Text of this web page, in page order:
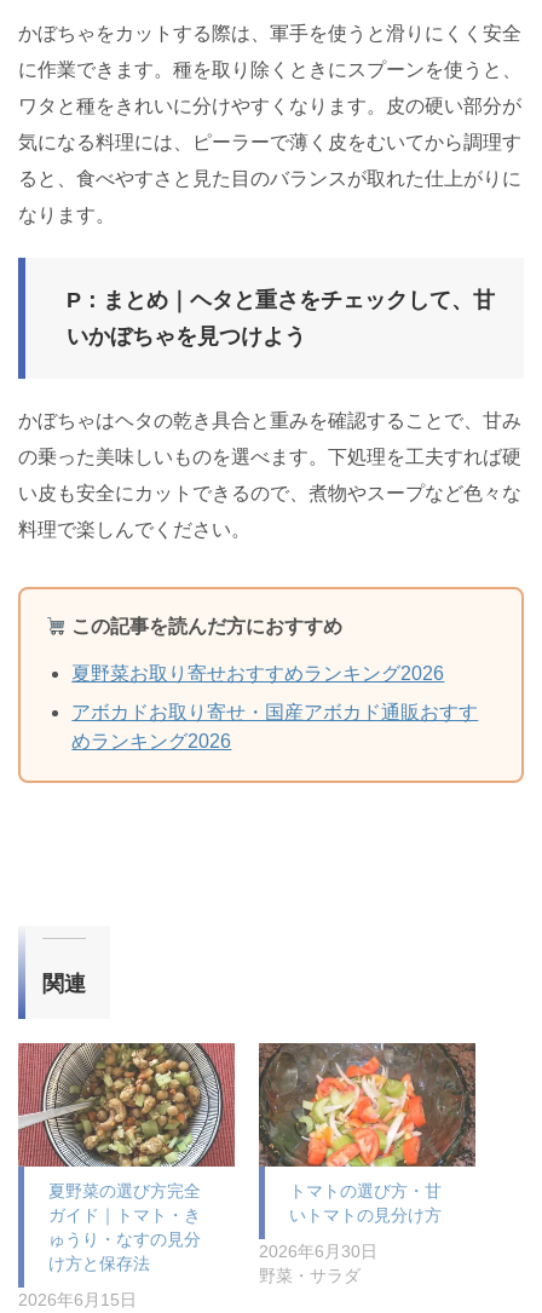
かぼちゃをカットする際は、軍手を使うと滑りにくく安全
に作業できます。種を取り除くときにスプーンを使うと、
ワタと種をきれいに分けやすくなります。皮の硬い部分が
気になる料理には、ピーラーで薄く皮をむいてから調理す
ると、食べやすさと見た目のバランスが取れた仕上がりに
なります。
P：まとめ｜ヘタと重さをチェックして、甘
いかぼちゃを見つけよう
かぼちゃはヘタの乾き具合と重みを確認することで、甘み
の乗った美味しいものを選べます。下処理を工夫すれば硬
い皮も安全にカットできるので、煮物やスープなど色々な
料理で楽しんでください。
この記事を読んだ方におすすめ
夏野菜お取り寄せおすすめランキング2026
アボカドお取り寄せ・国産アボカド通販おすす
めランキング2026
関連
夏野菜の選び方完全
ガイド｜トマト・き
ゅうり・なすの見分
け方と保存法
2026年6月15日
トマトの選び方・甘
いトマトの見分け方
2026年6月30日
野菜・サラダ